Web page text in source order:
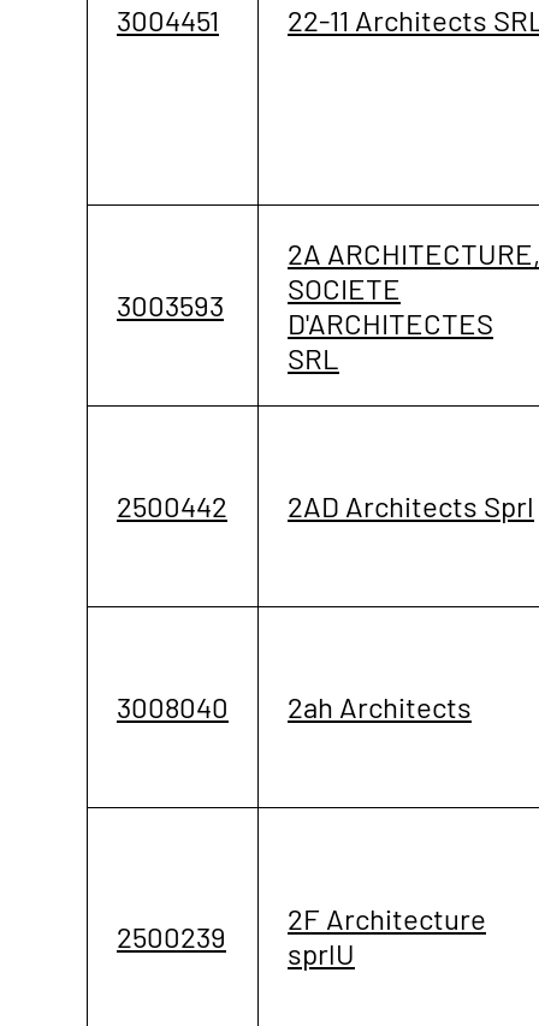
3004451 22-11 Architects
3003593
2A ARCHITECTURE,
SOCIETE
D'ARCHITECTES
SRL
2500442 2AD Architects Sprl
3008040 2ah Architects
2500239
2F Architecture
sprlU